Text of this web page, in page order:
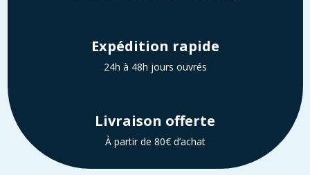
Expédition rapide
24h à 48h jours ouvrés
Livraison offerte
À partir de 80€ d’achat